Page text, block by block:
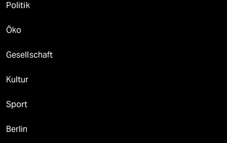
Politik
Öko
Gesellschaft
Kultur
Sport
Berlin